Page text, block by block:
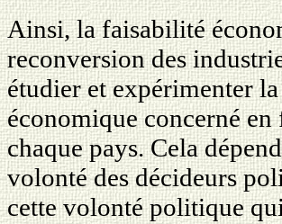
Ainsi, la faisabilité
reconversion des
étudier et expérimenter
économique concerné
chaque pays. Cela
volonté des décideurs
cette volonté politique